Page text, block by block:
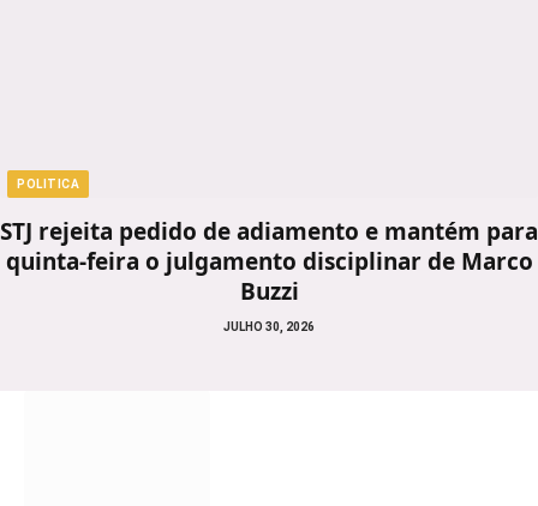
POLITICA
STJ rejeita pedido de adiamento e mantém para
quinta-feira o julgamento disciplinar de Marco
Buzzi
JULHO 30, 2026